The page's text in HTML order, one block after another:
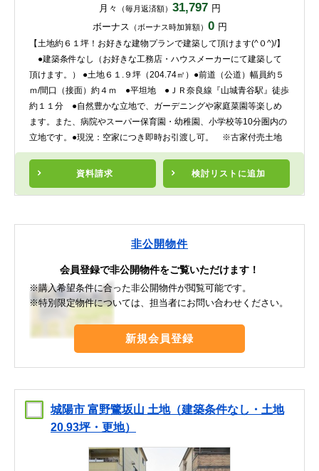
月々 （毎月返済額） 31,797 円
ボーナス （ボーナス時加算額） 0 円
資料請求 検討リスト に追加
【土地約６１坪！お好きな建物プランで建築して頂けます(^０^)/】
●建築条件なし（お好きな工務店・ハウスメーカーにて建築して
頂けます。） ●土地６１.９坪（204.74㎡）●前道（公道）幅員約５
ｍ/間口（接面）約４ｍ ●平坦地 ●ＪＲ奈良線『山城青谷駅』徒歩
約１１分 ●自然豊かな立地で、ガーデニングや家庭菜園等楽しめ
ます。また、病院やスーパー保育園・幼稚園、小学校等10分圏内の
立地です。●現況：空家につき即時お引渡し可。 ※古家付売土地
非公開物件
会員登録で非公開物件をご覧いただけます！
※購入希望条件に合った非公開物件が閲覧可能です。
※特別限定物件については、担当者にお問い合わせください。
新規会員登録
城陽市 富野鷺坂山 土地（建築条件なし・土地
20.93坪・更地）